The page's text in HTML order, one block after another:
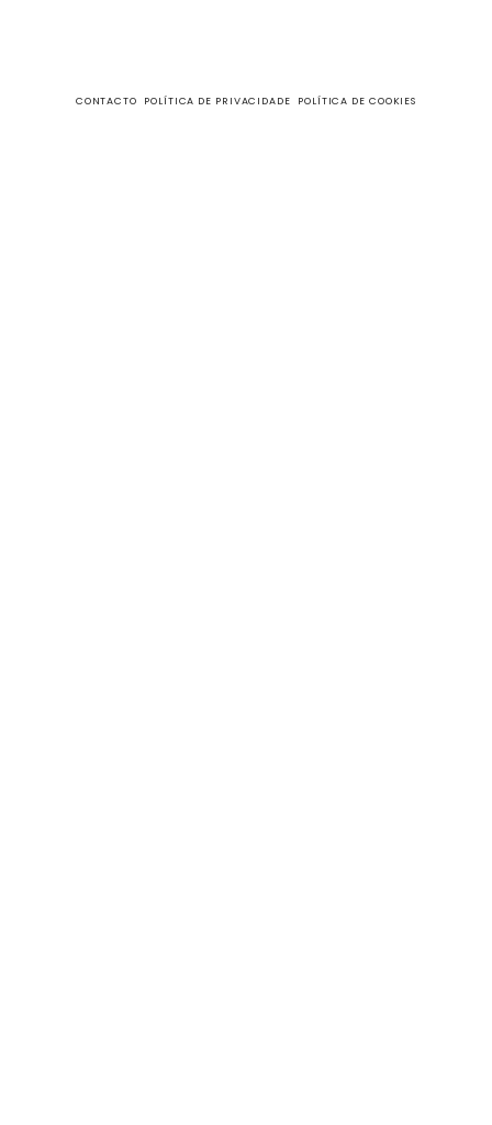
CONTACTO POLÍTICA DE PRIVACIDADE POLÍTICA DE COOKIES